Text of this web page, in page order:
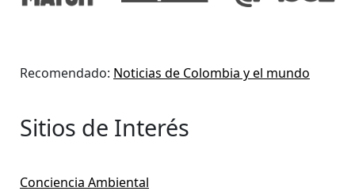
Recomendado: Noticias de Colombia y el mundo
Sitios de Interés
Conciencia Ambiental